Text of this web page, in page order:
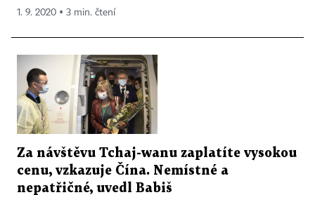
1. 9. 2020 ▪ 3 min. čtení
Za návštěvu Tchaj-wanu zaplatíte vysokou
cenu, vzkazuje Čína. Nemístné a
nepatřičné, uvedl Babiš